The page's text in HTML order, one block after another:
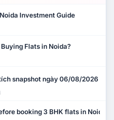
Investment Guide
Buying Flats in Noida?
snapshot ngày 06/08/2026
booking 3 BHK flats in Noida?